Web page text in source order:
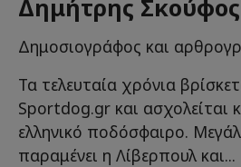
Δημήτρης Σκούφος
Δημοσιογράφος και
Τα τελευταία χρόνια
Sportdog.gr και ασχολείται
ελληνικό ποδόσφαιρο.
παραμένει η Λίβερπουλ και...